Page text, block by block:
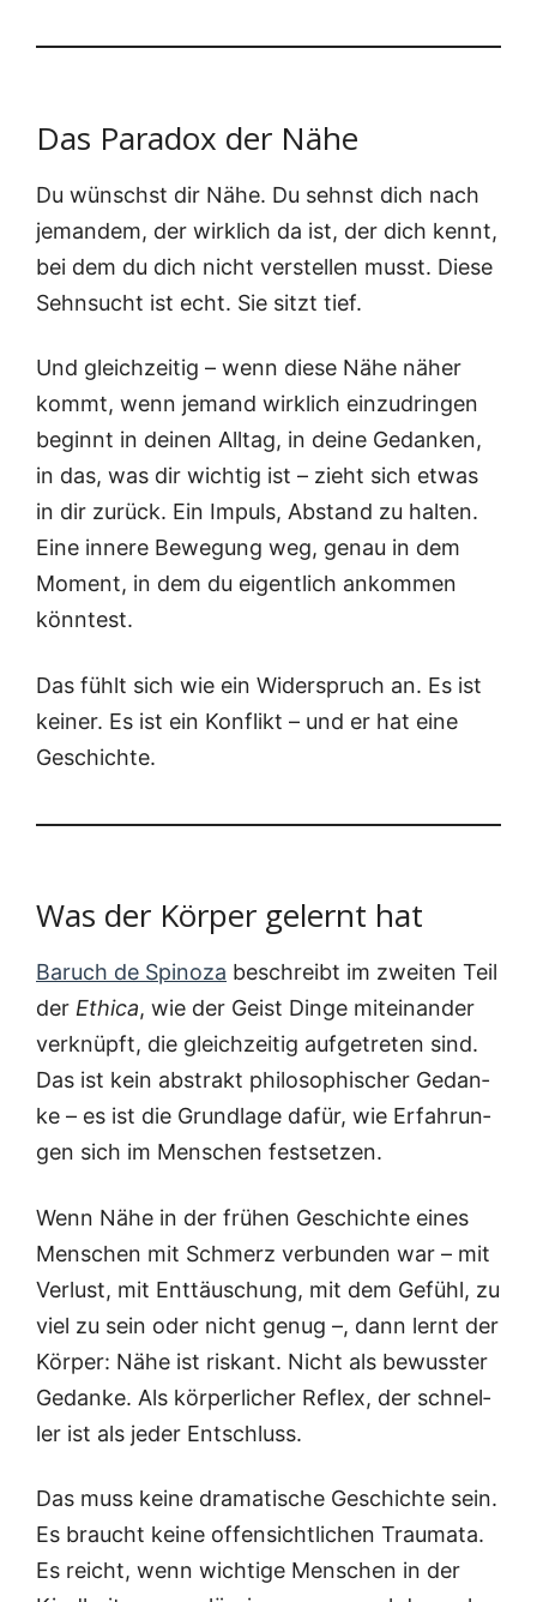
Das Paradox der Nähe
Du wünschst dir Nähe. Du sehnst dich nach
jeman­dem, der wirk­lich da ist, der dich kennt,
bei dem du dich nicht ver­stel­len musst. Die­se
Sehn­sucht ist echt. Sie sitzt tief.
Und gleich­zei­tig – wenn die­se Nähe näher
kommt, wenn jemand wirk­lich ein­zu­drin­gen
beginnt in dei­nen All­tag, in dei­ne Gedan­ken,
in das, was dir wich­tig ist – zieht sich etwas
in dir zurück. Ein Impuls, Abstand zu hal­ten.
Eine inne­re Bewe­gung weg, genau in dem
Moment, in dem du eigent­lich ankom­men
könntest.
Das fühlt sich wie ein Wider­spruch an. Es ist
kei­ner. Es ist ein Kon­flikt – und er hat eine
Geschichte.
Was der Körper gelernt hat
Baruch de Spi­no­za beschreibt im zwei­ten Teil
der Ethi­ca, wie der Geist Din­ge mit­ein­an­der
ver­knüpft, die gleich­zei­tig auf­ge­tre­ten sind.
Das ist kein abs­trakt phi­lo­so­phi­scher Gedan­
ke – es ist die Grund­la­ge dafür, wie Erfah­run­
gen sich im Men­schen festsetzen.
Wenn Nähe in der frü­hen Geschich­te eines
Men­schen mit Schmerz ver­bun­den war – mit
Ver­lust, mit Ent­täu­schung, mit dem Gefühl, zu
viel zu sein oder nicht genug –, dann lernt der
Kör­per: Nähe ist ris­kant. Nicht als bewuss­ter
Gedan­ke. Als kör­per­li­cher Reflex, der schnel­
ler ist als jeder Entschluss.
Das muss kei­ne dra­ma­ti­sche Geschich­te sein.
Es braucht kei­ne offen­sicht­li­chen Trau­ma­ta.
Es reicht, wenn wich­ti­ge Men­schen in der